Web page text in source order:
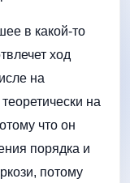
в какой-то
ход
на
на
что он
порядка и
потому